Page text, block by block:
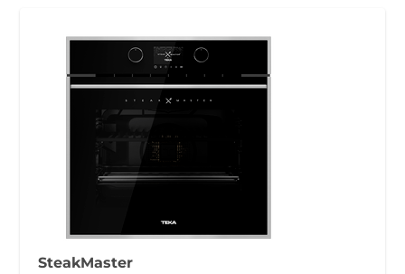
SteakMaster